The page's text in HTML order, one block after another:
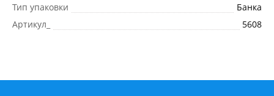
Тип упаковки
Банка
Артикул_
5608